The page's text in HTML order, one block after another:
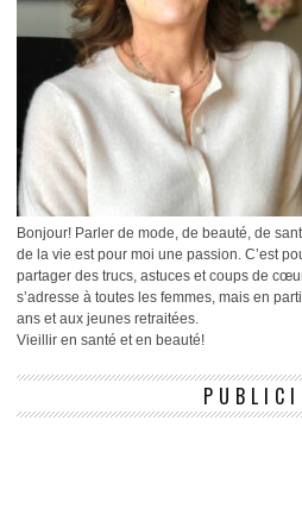
Bonjour! Parler de mode, de beauté, de
de la vie est pour moi une passion. C’est
partager des trucs, astuces et coups de
s’adresse à toutes les femmes, mais en
ans et aux jeunes retraitées.
Vieillir en santé et en beauté!